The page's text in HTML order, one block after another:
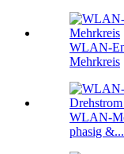
WLAN-
Mehrkreis
WLAN-
phasig &...